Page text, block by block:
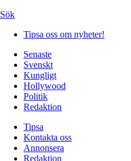
Sök
Tipsa oss om nyheter!
Senaste
Svenskt
Kungligt
Hollywood
Politik
Redaktion
Tipsa
Kontakta oss
Annonsera
Redaktion